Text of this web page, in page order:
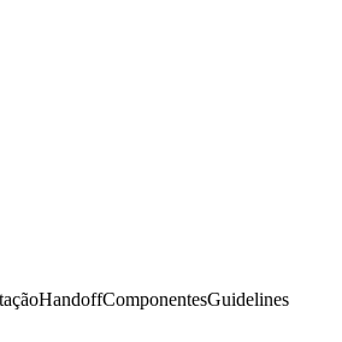
HandoffComponentesGuidelines